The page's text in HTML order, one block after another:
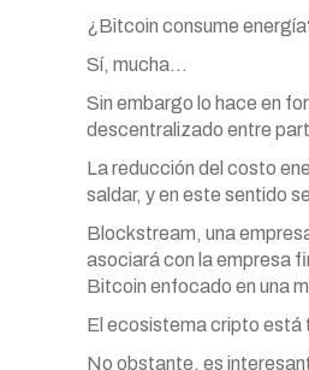
¿Bitcoin consume
Sí, mucha…
Sin embargo lo hace en
descentralizado entre
La reducción del costo
saldar, y en este sentido
Blockstream, una
asociará con la empresa
Bitcoin enfocado en una
El ecosistema cripto está
No obstante, es